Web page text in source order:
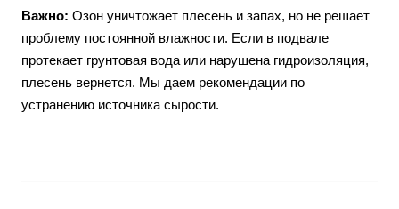
Важно: Озон уничтожает плесень и запах, но не решает
проблему постоянной влажности. Если в подвале
протекает грунтовая вода или нарушена гидроизоляция,
плесень вернется. Мы даем рекомендации по
устранению источника сырости.